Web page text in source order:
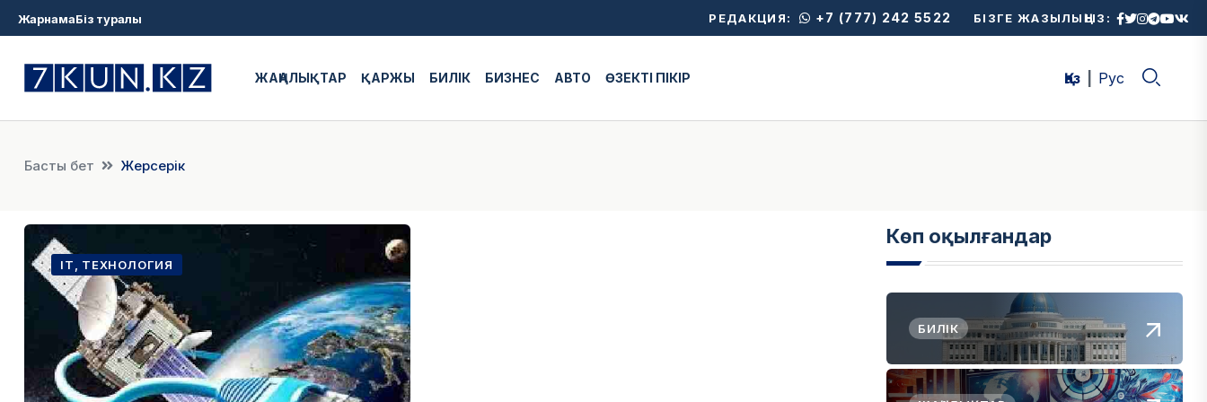
ЖарнамаБіз туралы РЕДАКЦИЯ: +7 (777) 242 5522 БІЗГЕ ЖАЗЫЛЫҢЫЗ:
ЖАҢАЛЫҚТАР ҚАРЖЫ БИЛІК БИЗНЕС АВТО ӨЗЕКТІ ПІКІР Қаз Рус
Басты бет Жерсерік
IT, ТЕХНОЛОГИЯ
Көп оқылғандар
БИЛІК